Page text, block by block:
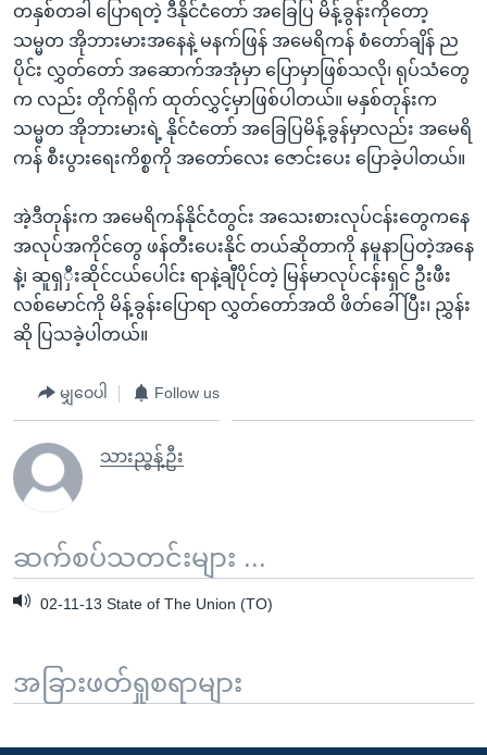
တနှစ်တခါ ပြောရတဲ့ ဒီနိုင်ငံတော် အခြေပြ မိန့်ခွန်းကိုတော့
သမ္မတ အိုဘားမားအနေနဲ့ မနက်ဖြန် အမေရိကန် စံတော်ချိန် ည
ပိုင်း လွှတ်တော် အဆောက်အအုံမှာ ပြောမှာဖြစ်သလို၊ ရုပ်သံတွေ
က လည်း တိုက်ရိုက် ထုတ်လွှင့်မှာဖြစ်ပါတယ်။ မနှစ်တုန်းက
သမ္မတ အိုဘားမားရဲ့ နိုင်ငံတော် အခြေပြမိန့်ခွန်မှာလည်း အမေရိ
ကန် စီးပွားရေးကိစ္စကို အတော်လေး ဇောင်းပေး ပြောခဲ့ပါတယ်။
အဲ့ဒီတုန်းက အမေရိကန်နိုင်ငံတွင်း အသေးစားလုပ်ငန်းတွေကနေ
အလုပ်အကိုင်တွေ ဖန်တီးပေးနိုင် တယ်ဆိုတာကို နမူနာပြတဲ့အနေ
နဲ့၊ ဆူရှှီးဆိုင်ငယ်ပေါင်း ရာနဲ့ချီပိုင်တဲ့ မြန်မာလုပ်ငန်းရှင် ဦးဖီး
လစ်မောင်ကို မိန့်ခွန်းပြောရာ လွှတ်တော်အထိ ဖိတ်ခေါ်ပြီး၊ ညွှန်း
ဆို ပြသခဲ့ပါတယ်။
မျှဝေပါ Follow us
သားညွန့်ဦး
ဆက်စပ်သတင်းများ ...
02-11-13 State of The Union (TO)
အခြားဖတ်ရှုစရာများ